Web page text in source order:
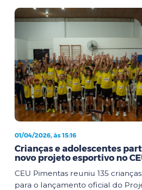
01/04/2026, às 15:16
Crianças e adolescentes
novo projeto esportivo no
CEU Pimentas reuniu 135
para o lançamento oficial do